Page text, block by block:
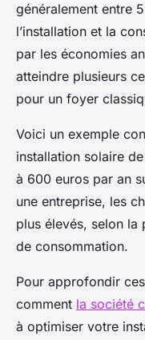
généralement entre
l’installation et la
par les économies
atteindre plusieurs
pour un foyer
Voici un exemple
installation solaire
à 600 euros par an
une entreprise, les
plus élevés, selon la
de consommation.
Pour approfondir
comment la société
à optimiser votre